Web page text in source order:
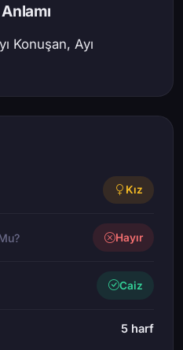
Konuşan, Ayı
Kız
Hayır
Caiz
5 harf